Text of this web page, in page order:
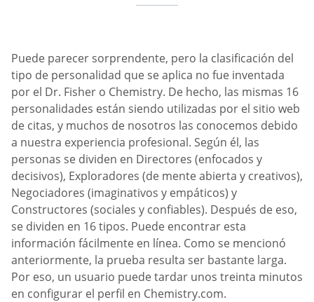
Puede parecer sorprendente, pero la clasificación del
tipo de personalidad que se aplica no fue inventada
por el Dr. Fisher o Chemistry. De hecho, las mismas 16
personalidades están siendo utilizadas por el sitio web
de citas, y muchos de nosotros las conocemos debido
a nuestra experiencia profesional. Según él, las
personas se dividen en Directores (enfocados y
decisivos), Exploradores (de mente abierta y creativos),
Negociadores (imaginativos y empáticos) y
Constructores (sociales y confiables). Después de eso,
se dividen en 16 tipos. Puede encontrar esta
información fácilmente en línea. Como se mencionó
anteriormente, la prueba resulta ser bastante larga.
Por eso, un usuario puede tardar unos treinta minutos
en configurar el perfil en Chemistry.com.